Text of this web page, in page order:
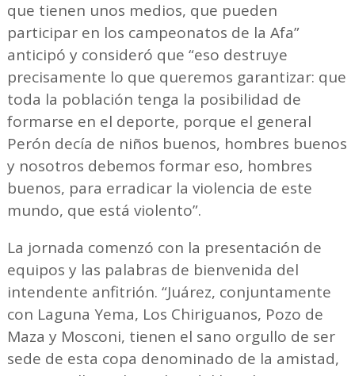
que tienen unos medios, que pueden
participar en los campeonatos de la Afa”
anticipó y consideró que “eso destruye
precisamente lo que queremos garantizar: que
toda la población tenga la posibilidad de
formarse en el deporte, porque el general
Perón decía de niños buenos, hombres buenos
y nosotros debemos formar eso, hombres
buenos, para erradicar la violencia de este
mundo, que está violento”.
La jornada comenzó con la presentación de
equipos y las palabras de bienvenida del
intendente anfitrión. “Juárez, conjuntamente
con Laguna Yema, Los Chiriguanos, Pozo de
Maza y Mosconi, tienen el sano orgullo de ser
sede de esta copa denominado de la amistad,